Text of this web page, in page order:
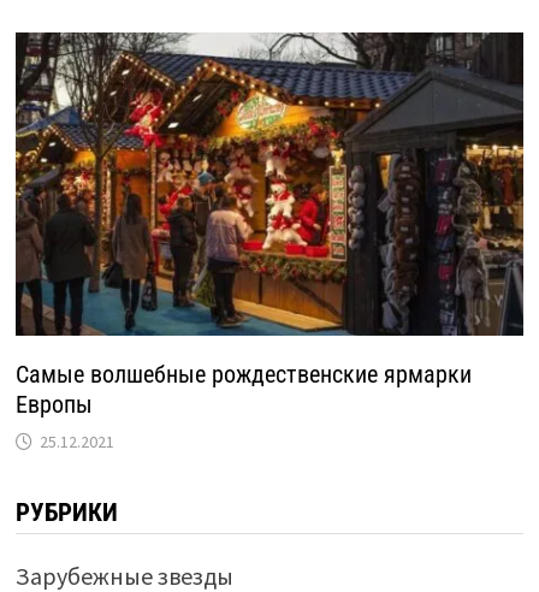
Самые волшебные рождественские ярмарки
Европы
25.12.2021
РУБРИКИ
Зарубежные звезды